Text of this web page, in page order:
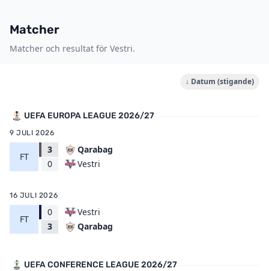
Matcher
Matcher och resultat för Vestri.
↓ Datum (stigande)
UEFA EUROPA LEAGUE 2026/27
9 JULI 2026
FT
3
0
Qarabag
Vestri
16 JULI 2026
FT
0
3
Vestri
Qarabag
UEFA CONFERENCE LEAGUE 2026/27